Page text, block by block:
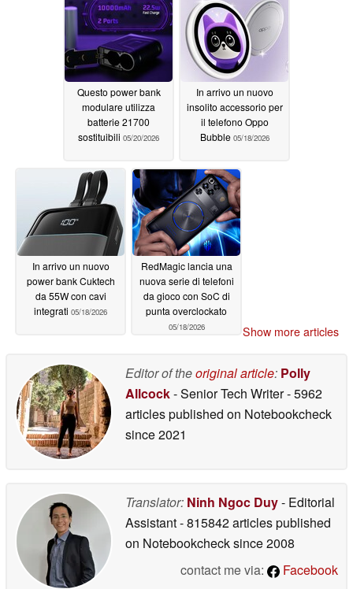
05/21/2026
Questo power bank
modulare utilizza
batterie 21700
sostituibili 05/20/2026
In arrivo un nuovo
insolito accessorio per
il telefono Oppo
Bubble 05/18/2026
In arrivo un nuovo
power bank Cuktech
da 55W con cavi
integrati 05/18/2026
RedMagic lancia una
nuova serie di telefoni
da gioco con SoC di
punta overclockato
05/18/2026 Show more articles
Editor of theoriginal article: Polly
Allcock- Senior Tech Writer- 5962
articles published on Notebookcheck
since 2021
Translator: Ninh Ngoc Duy- Editorial
Assistant- 815842 articles published
on Notebookchecksince 2008
contact me via:
Facebook